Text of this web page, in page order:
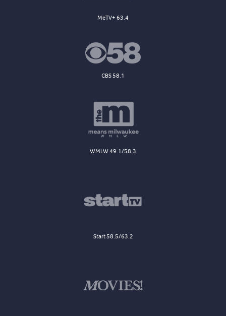
MeTV+ 63.4
CBS 58.1
WMLW 49.1/58.3
Start 58.5/63.2